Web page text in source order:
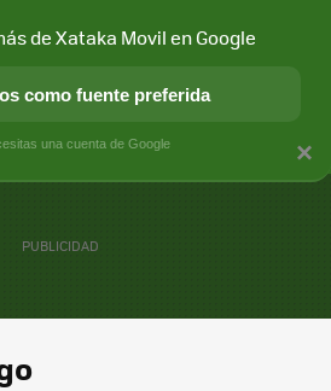
Y SOCIEDAD APLICACIONES
×
de Xataka Movil en Google
como fuente preferida
una cuenta de Google